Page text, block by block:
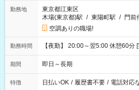
勤務地
東京都江東区
木場(東京都)駅 / 東陽町駅 / 門前
空調ありの職場!
勤務時間 【夜勤】 20:00～翌5:00 休憩60分
期間 即日～長期
特徴 日払いOK / 履歴書不要 / 電話対応